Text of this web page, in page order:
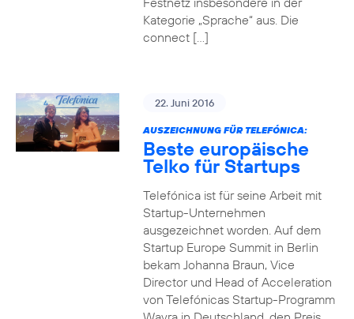
Kategorie „Sprache“ aus. Die
connect […]
22. Juni 2016
AUSZEICHNUNG FÜR TELEFÓNICA:
Beste europäische
Telko für Startups
Telefónica ist für seine Arbeit mit
Startup-Unternehmen
ausgezeichnet worden. Auf dem
Startup Europe Summit in Berlin
bekam Johanna Braun, Vice
Director und Head of Acceleration
von Telefónicas Startup-Programm